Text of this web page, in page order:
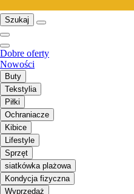
Szukaj
Dobre oferty
Nowości
Buty
Tekstylia
Piłki
Ochraniacze
Kibice
Lifestyle
Sprzęt
siatkówka plażowa
Kondycja fizyczna
Wyprzedaż